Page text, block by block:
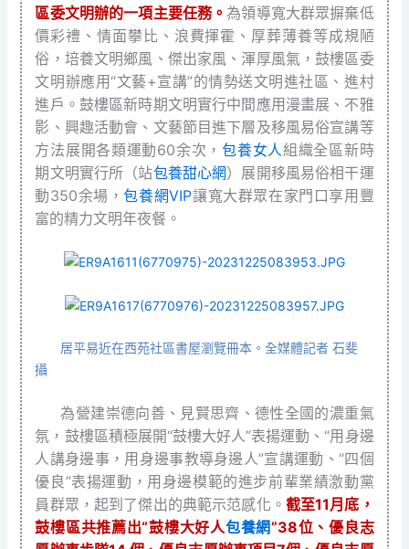
區委文明辦的一項主要任務。為領導寬大群眾摒棄低
價彩禮、情面攀比、浪費揮霍、厚葬薄養等成規陋
俗，培養文明鄉風、傑出家風、渾厚風氣，鼓樓區委
文明辦應用“文藝+宣講”的情勢送文明進社區、進村
進戶。鼓樓區新時期文明實行中間應用漫畫展、不雅
影、興趣活動會、文藝節目進下層及移風易俗宣講等
方法展開各類運動60余次，包養女人組織全區新時
期文明實行所（站包養甜心網）展開移風易俗相干運
動350余場，包養網VIP讓寬大群眾在家門口享用豐
富的精力文明年夜餐。
居平易近在西苑社區書屋瀏覽冊本。全媒體記者 石斐
攝
為營建崇德向善、見賢思齊、德性全國的濃重氣
氛，鼓樓區積極展開“鼓樓大好人”表揚運動、“用身邊
人講身邊事，用身邊事教導身邊人”宣講運動、“四個
優良”表揚運動，用身邊模範的進步前輩業績激動黨
員群眾，起到了傑出的典範示范感化。 截至11月底，
鼓樓區共推薦出“鼓樓大好人包養網”38位、優良志